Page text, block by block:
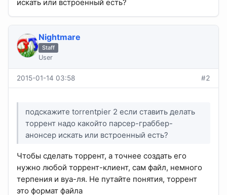
искать или встроенный есть?
Nightmare
Staff
User
2015-01-14 03:58 #2
подскажите torrentpier 2 если ставить делать
торрент надо какойто парсер-граббер-
анонсер искать или встроенный есть?
Чтобы сделать торрент, а точнее создать его
нужно любой торрент-клиент, сам файл, немного
терпения и вуа-ля. Не путайте понятия, торрент
это формат файла